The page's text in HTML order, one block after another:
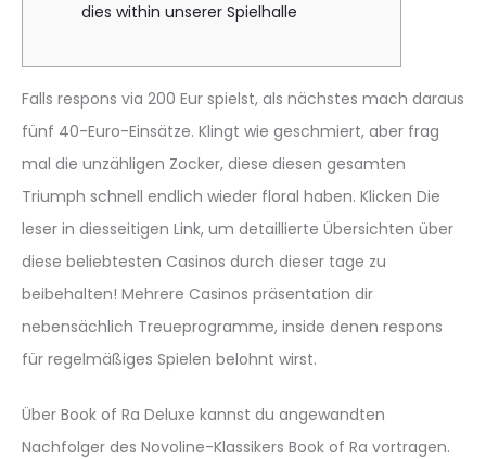
dies within unserer Spielhalle
Falls respons via 200 Eur spielst, als nächstes mach daraus
fünf 40-Euro-Einsätze. Klingt wie geschmiert, aber frag
mal die unzähligen Zocker, diese diesen gesamten
Triumph schnell endlich wieder floral haben. Klicken Die
leser in diesseitigen Link, um detaillierte Übersichten über
diese beliebtesten Casinos durch dieser tage zu
beibehalten! Mehrere Casinos präsentation dir
nebensächlich Treueprogramme, inside denen respons
für regelmäßiges Spielen belohnt wirst.
Über Book of Ra Deluxe kannst du angewandten
Nachfolger des Novoline-Klassikers Book of Ra vortragen.